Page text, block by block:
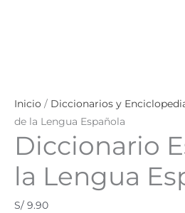
Inicio / Diccionarios y
de la Lengua Española
Diccionario
la Lengua
S/ 9.90